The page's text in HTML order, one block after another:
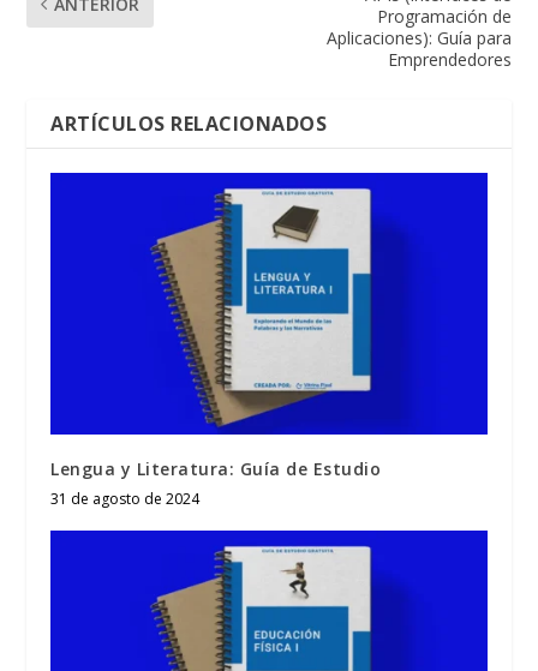
Programación de
Aplicaciones): Guía para
Emprendedores
ARTÍCULOS RELACIONADOS
Lengua y Literatura: Guía de Estudio
31 de agosto de 2024